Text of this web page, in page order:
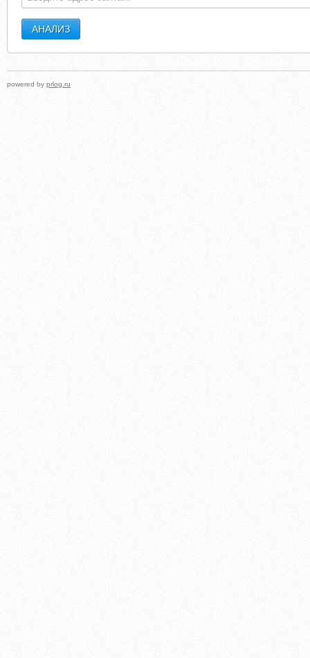
powered by prlog.ru